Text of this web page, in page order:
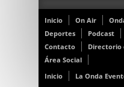
Inicio On Air
Deportes
Podcast
Contacto
Directorio
Área Social
Inicio
La Onda